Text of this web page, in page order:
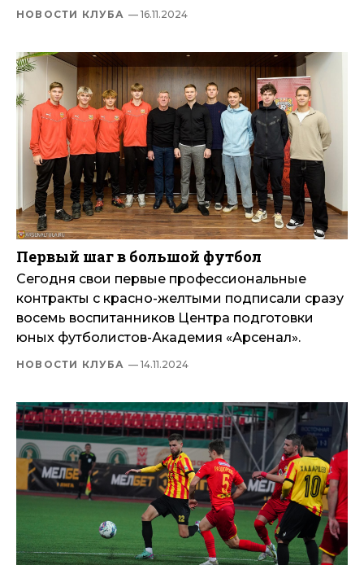
НОВОСТИ КЛУБА — 16.11.2024
Первый шаг в большой футбол
Сегодня свои первые профессиональные
контракты с красно-желтыми подписали сразу
восемь воспитанников Центра подготовки
юных футболистов-Академия «Арсенал».
НОВОСТИ КЛУБА — 14.11.2024